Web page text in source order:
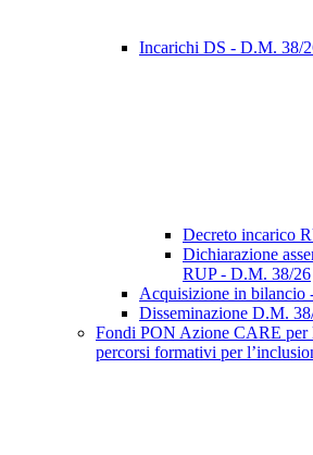
Incarichi DS - D.M. 38/
Decreto incarico
Dichiarazione
RUP - D.M. 38/26
Acquisizione in bilancio
Disseminazione D.M.
Fondi PON Azione CARE per
percorsi formativi per